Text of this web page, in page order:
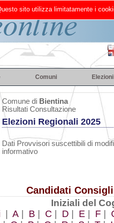
Comuni Elezioni
Comune di Bientina
Risultati Consultazione
Elezioni Regionali 2025
Dati Provvisori suscettibili di
informativo
Candidati
Iniziali del
A B C D E F
sito utilizza limitatamente i